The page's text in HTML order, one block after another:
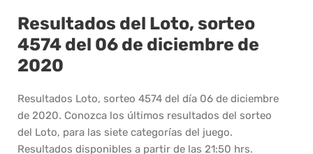
Resultados del Loto, sorteo
4574 del 06 de diciembre de
2020
Resultados Loto, sorteo 4574 del día 06 de diciembre
de 2020. Conozca los últimos resultados del sorteo
del Loto, para las siete categorías del juego.
Resultados disponibles a partir de las 21:50 hrs.